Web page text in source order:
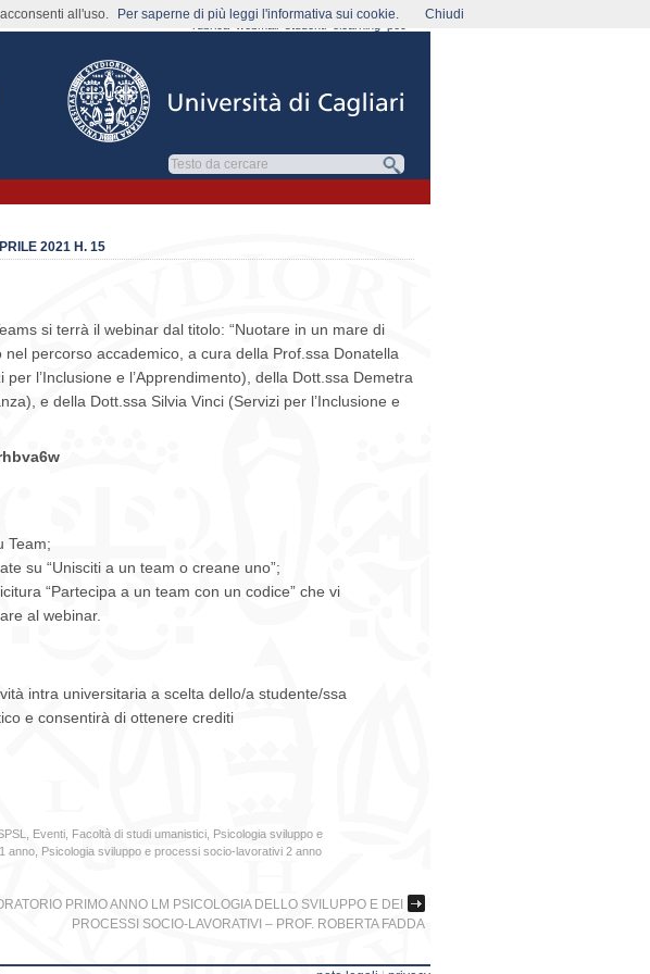
rubrica webmail
2021 H. 15
si terrà il webinar dal titolo: “Nuotare in un mare di
percorso accademico, a cura della Prof.ssa Donatella
l’Inclusione e l’Apprendimento), della Dott.ssa Demetra
e della Dott.ssa Silvia Vinci (Servizi per l’Inclusione e
Team;
su “Unisciti a un team o creane uno”;
“Partecipa a un team con un codice” che vi
al webinar.
intra universitaria a scelta dello/a studente/ssa
e consentirà di ottenere crediti
Eventi Facoltà di studi umanistici
Psicologia sviluppo e
anno
Psicologia sviluppo e processi socio-lavorativi 2 anno
PRIMO ANNO LM PSICOLOGIA DELLO SVILUPPO E DEI
PROCESSI SOCIO-LAVORATIVI – PROF. ROBERTA FADDA
all'uso. Per saperne di più leggi l'informativa sui cookie. Chiudi